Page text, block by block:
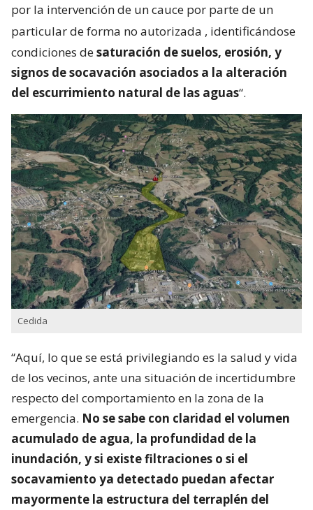
por la intervención de un cauce por parte de un
particular de forma no autorizada , identificándose
condiciones desaturación de suelos, erosión, y
signos de socavación asociados a la alteración
del escurrimiento natural de las aguas“.
Cedida
“Aquí, lo que se está privilegiando es la salud y vida
de los vecinos, ante una situación de incertidumbre
respecto del comportamiento en la zona de la
emergencia. No se sabe con claridad el volumen
acumulado de agua, la profundidad de la
inundación, y si existe filtraciones o si el
socavamiento ya detectado puedan afectar
mayormente la estructura del terraplén del